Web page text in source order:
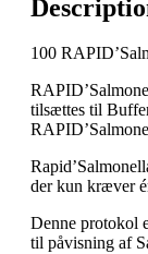
100
tilsættes til
der kun kræver
Denne protokol
til påvisning af